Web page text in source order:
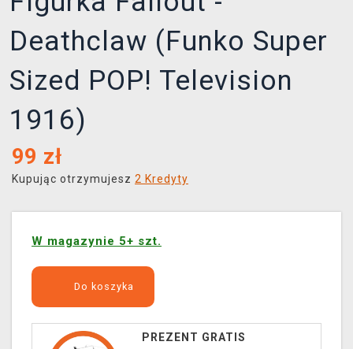
Deathclaw (Funko Super
Sized POP! Television
1916)
99 zł
Kupując otrzymujesz 2 Kredyty
W magazynie 5+ szt.
Do koszyka
PREZENT GRATIS